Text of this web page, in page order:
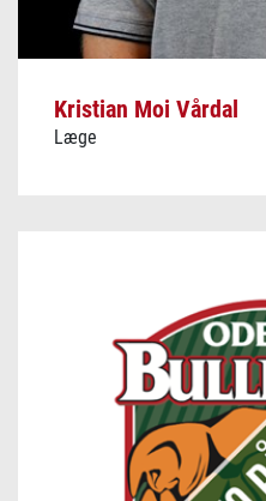
Kristian Moi Vårdal
Læge